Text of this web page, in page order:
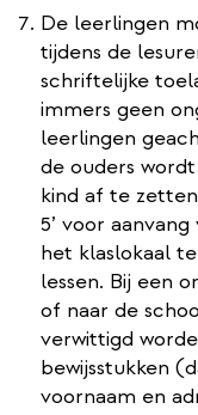
De leerlingen
tijdens de
schriftelijke
immers geen
leerlingen
de ouders
kind af te
5’ voor
het klaslokaal
lessen. Bij een
of naar de
verwittigd
bewijsstukken
voornaam en